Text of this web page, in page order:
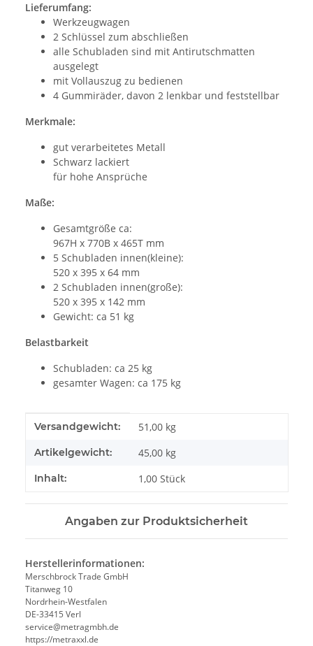
Lieferumfang:
Werkzeugwagen
2 Schlüssel zum abschließen
alle Schubladen sind mit Antirutschmatten
ausgelegt
mit Vollauszug zu bedienen
4 Gummiräder, davon 2 lenkbar und feststellbar
Merkmale:
gut verarbeitetes Metall
Schwarz lackiert
für hohe Ansprüche
Maße:
Gesamtgröße ca:
967H x 770B x 465T mm
5 Schubladen innen(kleine):
520 x 395 x 64 mm
2 Schubladen innen(große):
520 x 395 x 142 mm
Gewicht: ca 51 kg
Belastbarkeit
Schubladen: ca 25 kg
gesamter Wagen: ca 175 kg
Produkteigenschaft
Wert
Versandgewicht: 51,00 kg
Artikelgewicht: 45,00 kg
Inhalt: 1,00 Stück
Angaben zur Produktsicherheit
Herstellerinformationen:
Merschbrock Trade GmbH
Titanweg 10
Nordrhein-Westfalen
DE-33415 Verl
service@metragmbh.de
https://metraxxl.de